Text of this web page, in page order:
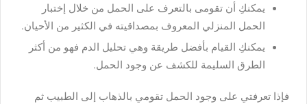
يمكنكِ أن تقومى بالتعرف على الحمل من خلال إختبار
الحمل المنزلي المعروف بمصداقيته في الكثير من الأحيان.
يمكنكِ القيام بأفضل طريقة وهي تحليل الدم فهو من أكثر
الطرق السليمة للكشف عن وجود الحمل.
فإذا تعرفتي على وجود الحمل تقومي بالذهاب إلى الطبيب ثم